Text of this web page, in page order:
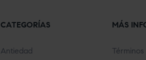
CATEGORÍAS
Antiedad
MÁS